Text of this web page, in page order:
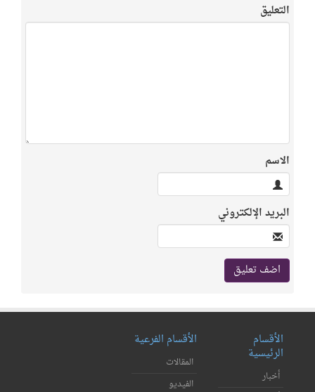
التعليق
الاسم
البريد الإلكتروني
الأقسام
الرئيسية
أخبار
الأقسام الفرعية
المقالات
الفيديو